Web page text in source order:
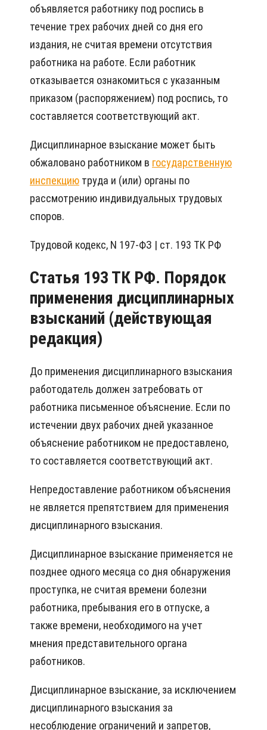
объявляется работнику под роспись в
течение трех рабочих дней со дня его
издания, не считая времени отсутствия
работника на работе. Если работник
отказывается ознакомиться с указанным
приказом (распоряжением) под роспись, то
составляется соответствующий акт.
Дисциплинарное взыскание может быть
обжаловано работником в государственную
инспекцию труда и (или) органы по
рассмотрению индивидуальных трудовых
споров.
Трудовой кодекс, N 197-ФЗ | ст. 193 ТК РФ
Статья 193 ТК РФ. Порядок
применения дисциплинарных
взысканий (действующая
редакция)
До применения дисциплинарного взыскания
работодатель должен затребовать от
работника письменное объяснение. Если по
истечении двух рабочих дней указанное
объяснение работником не предоставлено,
то составляется соответствующий акт.
Непредоставление работником объяснения
не является препятствием для применения
дисциплинарного взыскания.
Дисциплинарное взыскание применяется не
позднее одного месяца со дня обнаружения
проступка, не считая времени болезни
работника, пребывания его в отпуске, а
также времени, необходимого на учет
мнения представительного органа
работников.
Дисциплинарное взыскание, за исключением
дисциплинарного взыскания за
несоблюдение ограничений и запретов,